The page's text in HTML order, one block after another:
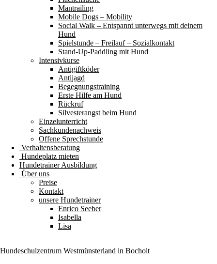
Mantrailing
Mobile Dogs – Mobility
Social Walk – Entspannt unterwegs mit deinem
Hund
Spielstunde – Freilauf – Sozialkontakt
Stand-Up-Paddling mit Hund
Intensivkurse
Antigiftköder
Antijagd
Begegnungstraining
Erste Hilfe am Hund
Rückruf
Silvesterangst beim Hund
Einzelunterricht
Sachkundenachweis
Offene Sprechstunde
Verhaltensberatung
Hundeplatz mieten
Hundetrainer Ausbildung
Über uns
Preise
Kontakt
unsere Hundetrainer
Enrico Seeber
Isabella
Lisa
Hundeschulzentrum Westmünsterland in Bocholt